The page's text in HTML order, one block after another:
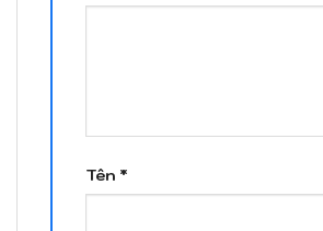
Tên *